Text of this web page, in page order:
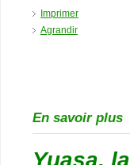
Imprimer
Agrandir
En savoir plus
Yuasa,